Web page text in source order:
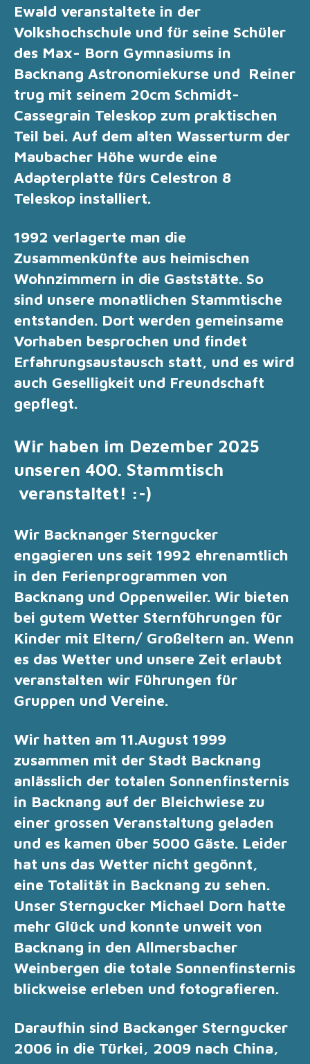
Ewald veranstaltete in der
Volkshochschule und für seine Schüler
des Max- Born Gymnasiums in
Backnang Astronomiekurse und Reiner
trug mit seinem 20cm Schmidt-
Cassegrain Teleskop zum praktischen
Teil bei. Auf dem alten Wasserturm der
Maubacher Höhe wurde eine
Adapterplatte fürs Celestron 8
Teleskop installiert.
1992 verlagerte man die
Zusammenkünfte aus heimischen
Wohnzimmern in die Gaststätte. So
sind unsere monatlichen Stammtische
entstanden. Dort werden gemeinsame
Vorhaben besprochen und findet
Erfahrungsaustausch statt, und es wird
auch Geselligkeit und Freundschaft
gepflegt.
Wir haben im Dezember 2025
unseren 400. Stammtisch
veranstaltet! :-)
Wir Backnanger Sterngucker
engagieren uns seit 1992 ehrenamtlich
in den Ferienprogrammen von
Backnang und Oppenweiler. Wir bieten
bei gutem Wetter Sternführungen für
Kinder mit Eltern/ Großeltern an. Wenn
es das Wetter und unsere Zeit erlaubt
veranstalten wir Führungen für
Gruppen und Vereine.
Wir hatten am 11.August 1999
zusammen mit der Stadt Backnang
anlässlich der totalen Sonnenfinsternis
in Backnang auf der Bleichwiese zu
einer grossen Veranstaltung geladen
und es kamen über 5000 Gäste. Leider
hat uns das Wetter nicht gegönnt,
eine Totalität in Backnang zu sehen.
Unser Sterngucker Michael Dorn hatte
mehr Glück und konnte unweit von
Backnang in den Allmersbacher
Weinbergen die totale Sonnenfinsternis
blickweise erleben und fotografieren.
Daraufhin sind Backanger Sterngucker
2006 in die Türkei, 2009 nach China,